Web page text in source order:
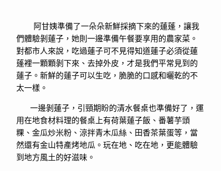
阿甘姨準備了一朵朵新鮮採摘下來的蓮蓬，讓我
們體驗剝蓮子，她則一邊準備午餐要享用的農家菜。
對都市人來說，吃過蓮子可不見得知道蓮子必須從蓮
蓬裡一顆顆剝下來、去掉外皮，才是我們平常見到的
蓮子。新鮮的蓮子可以生吃，脆脆的口感和曬乾的不
太一樣。
一邊剝蓮子，引頸期盼的清水餐桌也準備好了，運
用在地食材料理的餐桌上有荷葉蓮子飯、番薯芋頭
粿、金瓜炒米粉、涼拌青木瓜絲、田香茶葉蛋等，當
然還有金山特產烤地瓜。玩在地、吃在地，更能體驗
到地方風土的好滋味。